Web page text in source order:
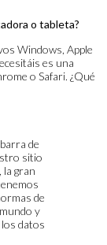
o tableta?
Windows, Apple
es una
o Safari. ¿Qué
de
sitio
la gran
de
y
datos